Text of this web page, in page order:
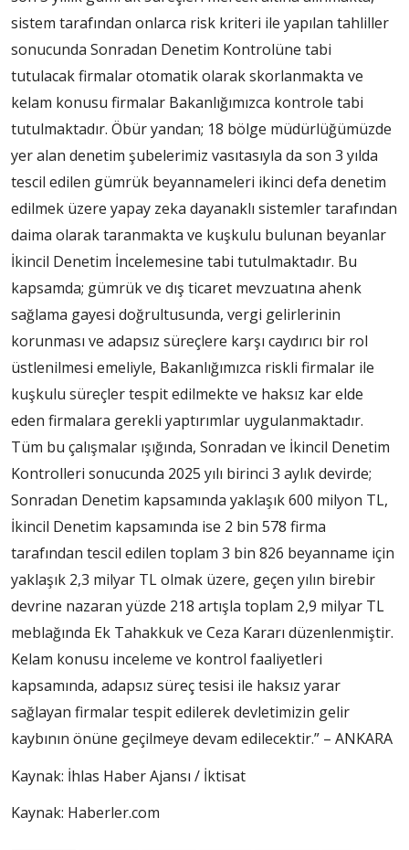
sistem tarafından onlarca risk kriteri ile yapılan tahliller
sonucunda Sonradan Denetim Kontrolüne tabi
tutulacak firmalar otomatik olarak skorlanmakta ve
kelam konusu firmalar Bakanlığımızca kontrole tabi
tutulmaktadır. Öbür yandan; 18 bölge müdürlüğümüzde
yer alan denetim şubelerimiz vasıtasıyla da son 3 yılda
tescil edilen gümrük beyannameleri ikinci defa denetim
edilmek üzere yapay zeka dayanaklı sistemler tarafından
daima olarak taranmakta ve kuşkulu bulunan beyanlar
İkincil Denetim İncelemesine tabi tutulmaktadır. Bu
kapsamda; gümrük ve dış ticaret mevzuatına ahenk
sağlama gayesi doğrultusunda, vergi gelirlerinin
korunması ve adapsız süreçlere karşı caydırıcı bir rol
üstlenilmesi emeliyle, Bakanlığımızca riskli firmalar ile
kuşkulu süreçler tespit edilmekte ve haksız kar elde
eden firmalara gerekli yaptırımlar uygulanmaktadır.
Tüm bu çalışmalar ışığında, Sonradan ve İkincil Denetim
Kontrolleri sonucunda 2025 yılı birinci 3 aylık devirde;
Sonradan Denetim kapsamında yaklaşık 600 milyon TL,
İkincil Denetim kapsamında ise 2 bin 578 firma
tarafından tescil edilen toplam 3 bin 826 beyanname için
yaklaşık 2,3 milyar TL olmak üzere, geçen yılın birebir
devrine nazaran yüzde 218 artışla toplam 2,9 milyar TL
meblağında Ek Tahakkuk ve Ceza Kararı düzenlenmiştir.
Kelam konusu inceleme ve kontrol faaliyetleri
kapsamında, adapsız süreç tesisi ile haksız yarar
sağlayan firmalar tespit edilerek devletimizin gelir
kaybının önüne geçilmeye devam edilecektir.” – ANKARA
Kaynak: İhlas Haber Ajansı / İktisat
Kaynak: Haberler.com